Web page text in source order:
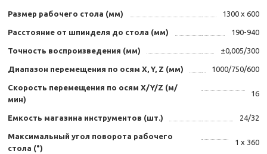
Размер рабочего стола (мм) 1300 х 600
Расстояние от шпинделя до стола (мм) 190-940
Точность воспроизведения (мм) ±0,005/300
Диапазон перемещения по осям X, Y, Z (мм) 1000/750/600
Скорость перемещения по осям X/Y/Z (м/
мин)
16
Емкость магазина инструментов (шт.) 24/32
Максимальный угол поворота рабочего
стола (°)
1 х 360